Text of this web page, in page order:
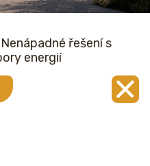
řešení s
energií